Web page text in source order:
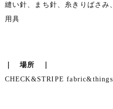
縫い針、まち針、糸きりばさ
用具
｜ 場所 ｜
CHECK&STRIPE fabric&things